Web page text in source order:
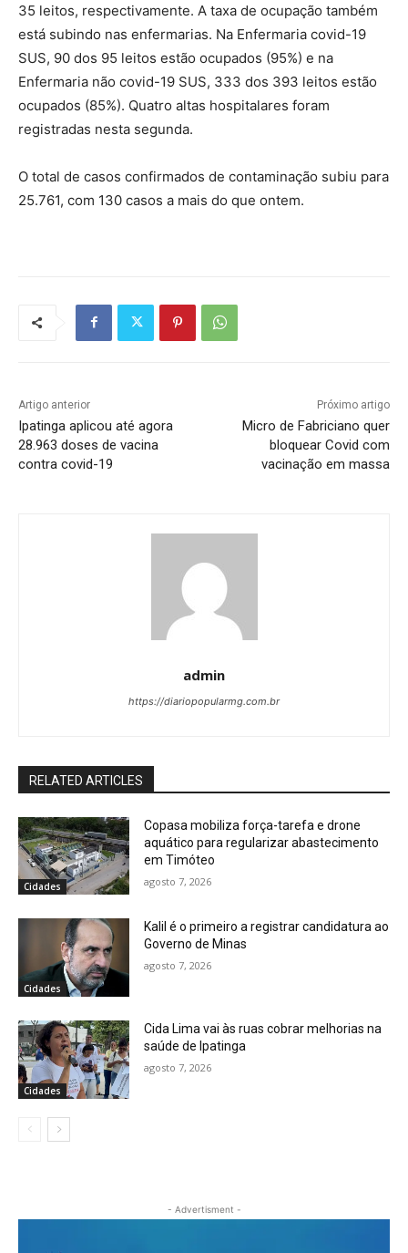
35 leitos, respectivamente. A taxa de ocupação também
está subindo nas enfermarias. Na Enfermaria covid-19
SUS, 90 dos 95 leitos estão ocupados (95%) e na
Enfermaria não covid-19 SUS, 333 dos 393 leitos estão
ocupados (85%). Quatro altas hospitalares foram
registradas nesta segunda.
O total de casos confirmados de contaminação subiu para
25.761, com 130 casos a mais do que ontem.
Artigo anterior
Ipatinga aplicou até agora
28.963 doses de vacina
contra covid-19
Próximo artigo
Micro de Fabriciano quer
bloquear Covid com
vacinação em massa
admin
https://diariopopularmg.com.br
RELATED ARTICLES
Cidades
Copasa mobiliza força-tarefa e drone
aquático para regularizar abastecimento
em Timóteo
agosto 7, 2026
Cidades
Kalil é o primeiro a registrar candidatura ao
Governo de Minas
agosto 7, 2026
Cidades
Cida Lima vai às ruas cobrar melhorias na
saúde de Ipatinga
agosto 7, 2026
- Advertisment -